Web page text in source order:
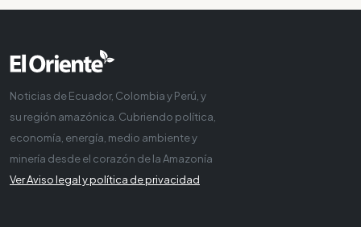
Noticias de Ecuador, Colombia y Perú, y
su región amazónica. Cubriendo política,
economía, energía, medio ambiente y
minería desde el corazón de la Amazonía
Ver Aviso legal y política de privacidad